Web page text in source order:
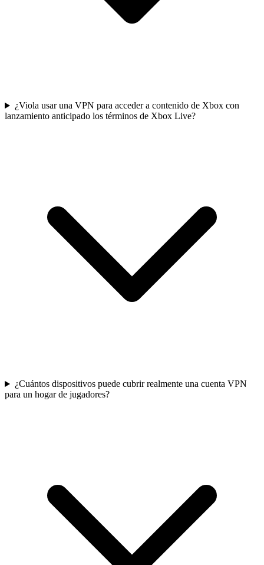
¿Viola usar una VPN para acceder a contenido de Xbox con
lanzamiento anticipado los términos de Xbox Live?
¿Cuántos dispositivos puede cubrir realmente una cuenta VPN
para un hogar de jugadores?